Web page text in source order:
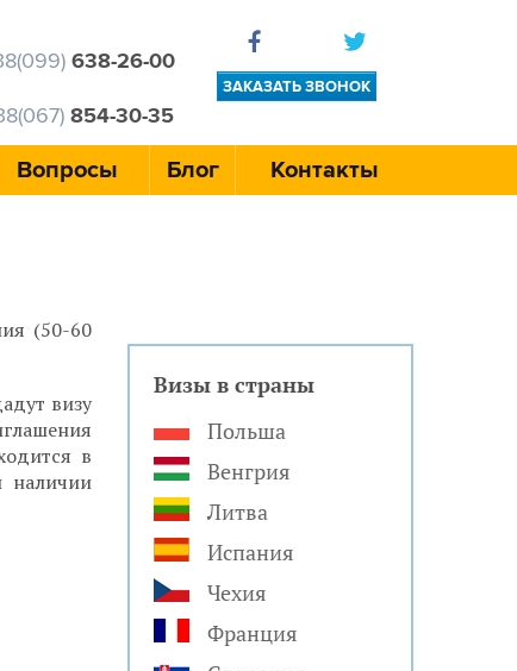
638-26-00
854-30-35
ЗАКАЗАТЬ ЗВОНОК
Вопросы Блог Контакты
(50-60
визу
в
наличии
Визы в страны
Польша
Венгрия
Литва
Испания
Чехия
Франция